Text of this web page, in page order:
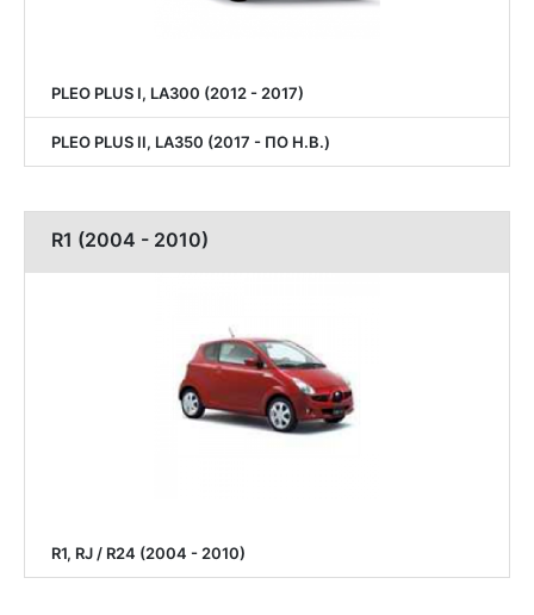
PLEO PLUS I, LA300 (2012 - 2017)
PLEO PLUS II, LA350 (2017 - ПО Н.В.)
R1 (2004 - 2010)
R1, RJ / R24 (2004 - 2010)